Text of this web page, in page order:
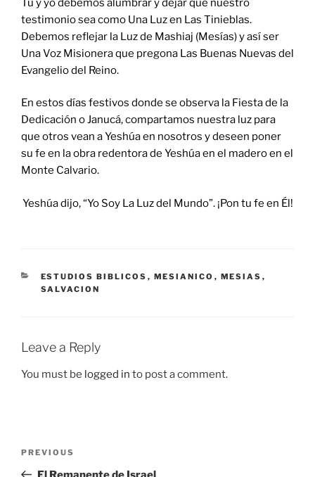
Tu y yo debemos alumbrar y dejar que nuestro
testimonio sea como Una Luz en Las Tinieblas.
Debemos reflejar la Luz de Mashiaj (Mesías) y así ser
Una Voz Misionera que pregona Las Buenas Nuevas del
Evangelio del Reino.
En estos días festivos donde se observa la Fiesta de la
Dedicación o Janucá, compartamos nuestra luz para
que otros vean a Yeshúa en nosotros y deseen poner
su fe en la obra redentora de Yeshúa en el madero en el
Monte Calvario.
Yeshúa dijo, “Yo Soy La Luz del Mundo”. ¡Pon tu fe en Él!
CATEGORIES
ESTUDIOS BIBLICOS , MESIANICO , MESIAS ,
SALVACION
Leave a Reply
You must be logged in to post a comment.
Previous
Post
PREVIOUS